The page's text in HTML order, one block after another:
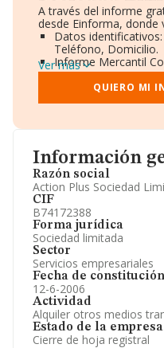
Información
Razón social
Action Plus Sociedad
CIF
B74172388
Forma jurídica
Sociedad limitada
Sector
Servicios empresariales
Fecha de constitución
12-6-2006
Actividad
Alquiler otros medios
Estado de la empresa
Cierre de hoja registral
A través del informe
desde Einforma, donde
Datos
Teléfono, Domicilio.
Informe Mercantil
Gráficos de
Consejo de
Directivos y
Información oficial y
Ver más
QUIERO MI